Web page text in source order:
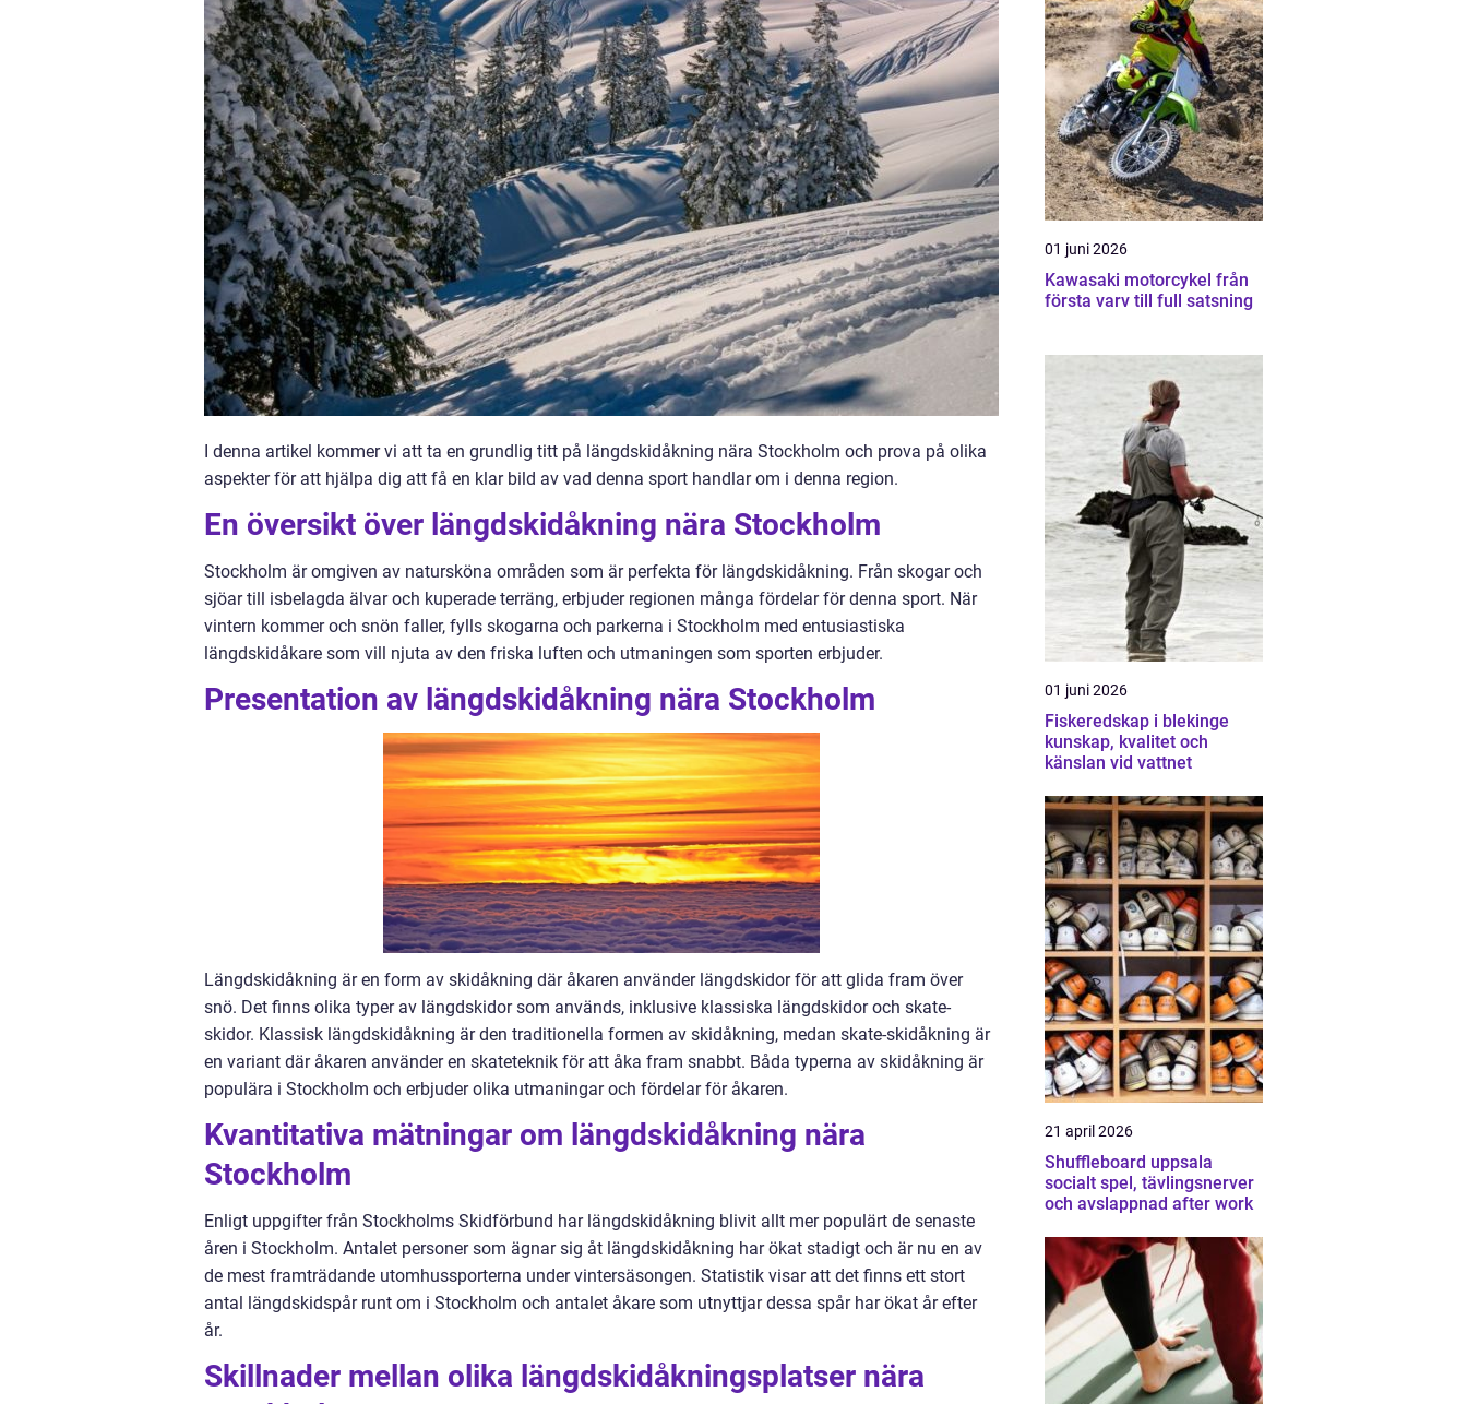
I denna artikel kommer vi att ta en grundlig titt på längdskidåkning nära Stockholm och prova på olika
aspekter för att hjälpa dig att få en klar bild av vad denna sport handlar om i denna region.
En översikt över längdskidåkning nära Stockholm
Stockholm är omgiven av natursköna områden som är perfekta för längdskidåkning. Från skogar och
sjöar till isbelagda älvar och kuperade terräng, erbjuder regionen många fördelar för denna sport. När
vintern kommer och snön faller, fylls skogarna och parkerna i Stockholm med entusiastiska
längdskidåkare som vill njuta av den friska luften och utmaningen som sporten erbjuder.
Presentation av längdskidåkning nära Stockholm
Längdskidåkning är en form av skidåkning där åkaren använder längdskidor för att glida fram över
snö. Det finns olika typer av längdskidor som används, inklusive klassiska längdskidor och skate-
skidor. Klassisk längdskidåkning är den traditionella formen av skidåkning, medan skate-skidåkning är
en variant där åkaren använder en skateteknik för att åka fram snabbt. Båda typerna av skidåkning är
populära i Stockholm och erbjuder olika utmaningar och fördelar för åkaren.
Kvantitativa mätningar om längdskidåkning nära
Stockholm
Enligt uppgifter från Stockholms Skidförbund har längdskidåkning blivit allt mer populärt de senaste
åren i Stockholm. Antalet personer som ägnar sig åt längdskidåkning har ökat stadigt och är nu en av
de mest framträdande utomhussporterna under vintersäsongen. Statistik visar att det finns ett stort
antal längdskidspår runt om i Stockholm och antalet åkare som utnyttjar dessa spår har ökat år efter
år.
Skillnader mellan olika längdskidåkningsplatser nära
01 juni 2026
Kawasaki motorcykel från
första varv till full satsning
01 juni 2026
Fiskeredskap i blekinge
kunskap, kvalitet och
känslan vid vattnet
21 april 2026
Shuffleboard uppsala
socialt spel, tävlingsnerver
och avslappnad after work